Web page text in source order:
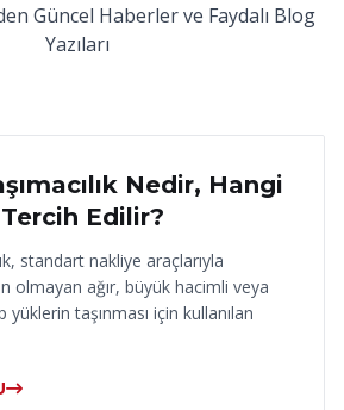
Güncel Haberler ve Faydalı Blog
Yazıları
Nedir, Hangi
Edilir?
standart nakliye araçlarıyla
olmayan ağır, büyük hacimli veya
taşınması için kullanılan